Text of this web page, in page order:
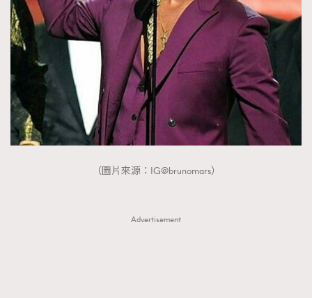
（圖片來源：IG@brunomars）
Advertisement